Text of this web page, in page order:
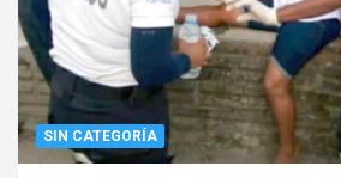
SIN CATEGORÍA